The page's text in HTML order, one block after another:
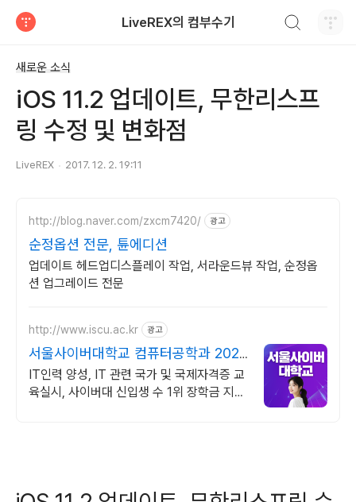
LiveREX의 컴부수기
새로운 소식
iOS 11.2 업데이트, 무한리스프
링 수정 및 변화점
LiveREX 2017. 12. 2. 19:11
http://blog.naver.com/zxcm7420/ 광고
순정옵션 전문, 튠에디션
업데이트 헤드업디스플레이 작업, 서라운드뷰 작업, 순정옵
션 업그레이드 전문
http://www.iscu.ac.kr 광고
서울사이버대학교 컴퓨터공학과 2026
가을학기 신편입생
IT인력 양성, IT 관련 국가 및 국제자격증 교
육실시, 사이버대 신입생 수 1위 장학금 지급